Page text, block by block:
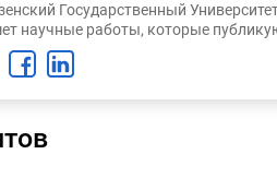
Государственный
научные работы, которые